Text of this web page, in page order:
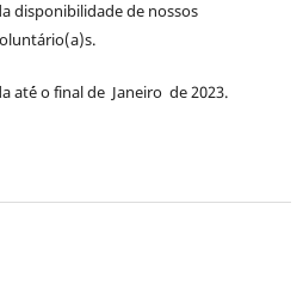
disponibilidade de nossos
at´é o final de Janeiro de 2023.